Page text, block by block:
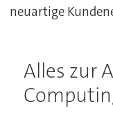
neuartige
Alles zur